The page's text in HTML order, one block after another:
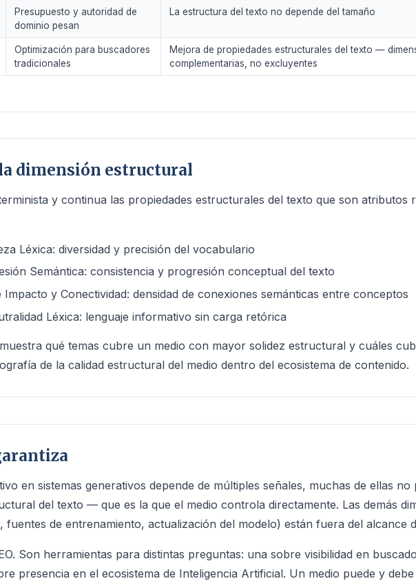
Presupuesto y autoridad de
dominio pesan
La estructura del texto no depende del tamaño
Optimización para buscadores
tradicionales
Mejora de propiedades estructurales del texto —
complementarias, no excluyentes
dimensión estructural
y continua las propiedades estructurales del texto que son atributos
Léxica: diversidad y precisión del vocabulario
Semántica: consistencia y progresión conceptual del texto
y Conectividad: densidad de conexiones semánticas entre conceptos
Léxica: lenguaje informativo sin carga retórica
qué temas cubre un medio con mayor solidez estructural y cuáles
de la calidad estructural del medio dentro del ecosistema de contenido.
en sistemas generativos depende de múltiples señales, muchas de ellas no
del texto — que es la que el medio controla directamente. Las demás
fuentes de entrenamiento, actualización del modelo) están fuera del alcance
Son herramientas para distintas preguntas: una sobre visibilidad en
presencia en el ecosistema de Inteligencia Artificial. Un medio puede y